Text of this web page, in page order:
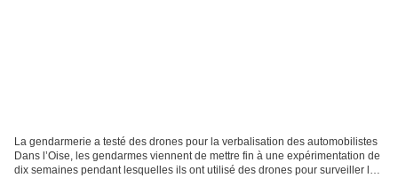
La gendarmerie a testé des drones pour la verbalisation des automobilistes
Dans l’Oise, les gendarmes viennent de mettre fin à une expérimentation de
dix semaines pendant lesquelles ils ont utilisé des drones pour surveiller le